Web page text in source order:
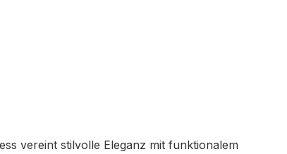
vereint stilvolle Eleganz mit funktionalem